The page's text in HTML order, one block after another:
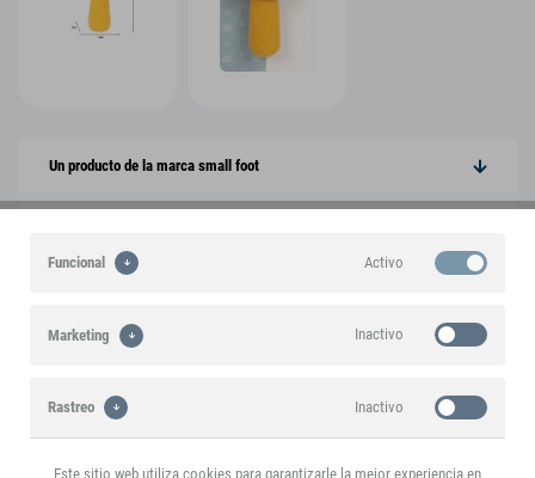
Un producto de la marca small foot
Este producto se menciona en el blog
Funcional Activo
Marketing Inactivo
Rastreo Inactivo
Este sitio web utiliza cookies para garantizarle la mejor experiencia en